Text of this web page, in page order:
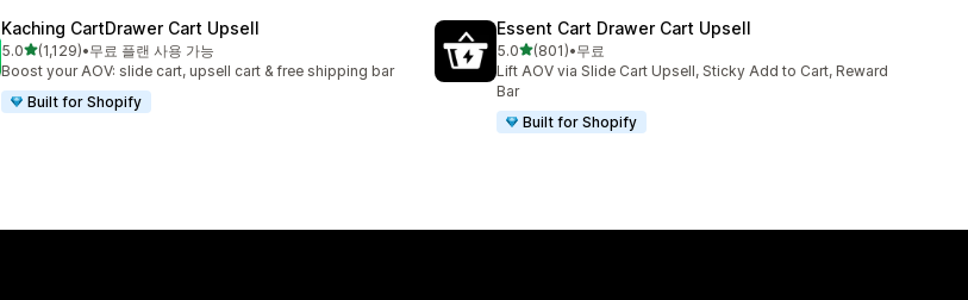
Kaching CartDrawer Cart Upsell
5.0별 5개 중
(1,129)
총 리뷰 1129개
•무료 플랜 사용 가능
Boost your AOV: slide cart, upsell cart & free shipping bar
Built for Shopify
Essent Cart Drawer Cart Upsell
5.0별 5개 중
(801)
총 리뷰 801개
•무료
Lift AOV via Slide Cart Upsell, Sticky Add to Cart, Reward
Bar
Built for Shopify